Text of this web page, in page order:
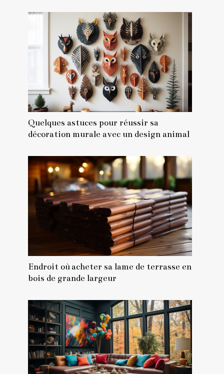
Quelques astuces pour réussir sa
décoration murale avec un design animal
Endroit où acheter sa lame de terrasse en
bois de grande largeur